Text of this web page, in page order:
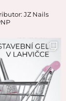
JZ Nails